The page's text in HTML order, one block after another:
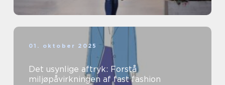
01. oktober 2025
Det usynlige aftryk: Forstå
miljøpåvirkningen af fast fashion